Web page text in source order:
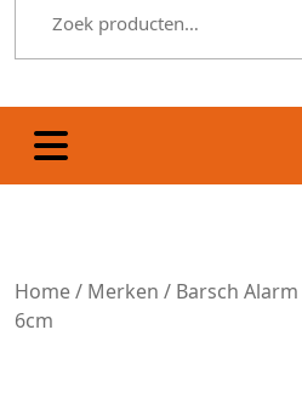
Home/ Merken / Barsch Alarm
6cm